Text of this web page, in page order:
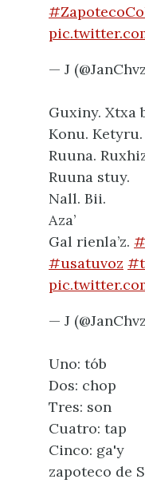
— J
Guxiny. Xtxa
Konu. Ketyru.
Ruuna.
Ruuna stuy.
Nall. Bii.
Aza’
Gal rienla’z.
#usatuvoz
— J
Uno: tób
Dos: chop
Tres: son
Cuatro: tap
Cinco: ga'y
zapoteco de